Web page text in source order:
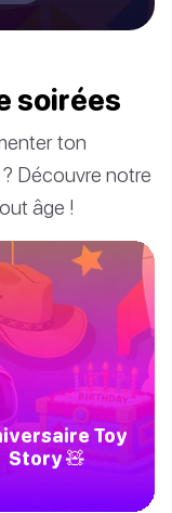
soirées
ton
Découvre notre
âge !
Toy
Story 🧸